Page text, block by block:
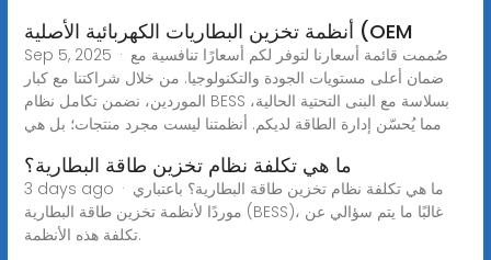
أنظمة تخزين البطاريات الكهربائية الأصلية (OEM
Sep 5, 2025 · صُممت قائمة أسعارنا لتوفر لكم أسعارًا تنافسية مع
ضمان أعلى مستويات الجودة والتكنولوجيا. من خلال شراكتنا مع كبار
الموردين، نضمن تكامل نظام BESS بسلاسة مع البنى التحتية الحالية،
مما يُحسّن إدارة الطاقة لديكم. أنظمتنا ليست مجرد منتجات؛ بل هي
ما هي تكلفة نظام تخزين طاقة البطارية؟
3 days ago · ما هي تكلفة نظام تخزين طاقة البطارية؟ باعتباري
موردًا لأنظمة تخزين طاقة البطارية (BESS)، غالبًا ما يتم سؤالي عن
تكلفة هذه الأنظمة.